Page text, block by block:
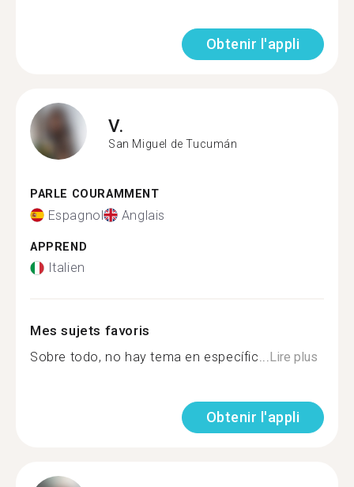
Obtenir l'appli
V.
San Miguel de Tucumán
PARLE COURAMMENT
Espagnol Anglais
APPREND
Italien
Mes sujets favoris
Sobre todo, no hay tema en específic...Lire plus
Obtenir l'appli